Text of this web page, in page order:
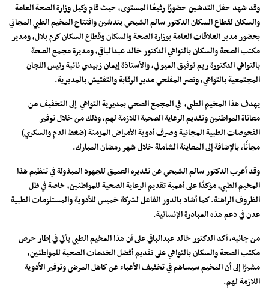
وقد شهد حفل التدشين حضورًا رفيعًا المستوى، حيث قام وكيل وزارة الصحة العامة
والسكان لقطاع السكان الدكتور سالم الشبحي بتدشين وافتتاح المخيم الطبي المجاني
بحضور مدير العلاقات العامة بوزارة الصحة والسكان وقطاع السكان كرم بلال، ومدير
مكتب الصحة والسكان بالتواهي الدكتور خالد عبدالباقي، ومديرة مجمع الصحة
بالتواهي الدكتورة ريم توفيق الميوني، والأستاذة إيمان زبيدي نائبة رئيس اللجان
المجتمعية بالتواهي، ونصر المفلحي مدير الرقابة والتفتيش بالمديرية.
يهدف هذا المخيم الطبي، في المجمع الصحي بمديرية التواهي إلى التخفيف من
معاناة المواطنين وتقديم الرعاية الصحية اللازمة لهم، وذلك من خلال توفير
الفحوصات الطبية المجانية وصرف أدوية الأمراض المزمنة (ضغط الدم والسكري)
مجانًا، بالإضافة إلى المعاينة الشاملة خلال شهر رمضان المبارك.
وقد أعرب الدكتور سالم الشبحي عن تقديره العميق للجهود المبذولة في تنظيم هذا
المخيم الطبي، مؤكدًا على أهمية تقديم الرعاية الصحية للمواطنين، خاصة في ظل
الظروف الراهنة. كما أشاد بالدور الفاعل لشركة خميس للأدوية والمستلزمات الطبية
عدن في دعم هذه المبادرة الإنسانية.
من جانبه، أكد الدكتور خالد عبدالباقي على أن هذا المخيم الطبي يأتي في إطار حرص
مكتب الصحة والسكان بالتواهي على تقديم أفضل الخدمات الصحية للمواطنين،
مشيرًا إلى أن المخيم سيساهم في تخفيف الأعباء عن كاهل المرضى وتوفير الأدوية
اللازمة لهم.